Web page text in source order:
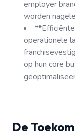
employer
worden
operationele
op hun core
De